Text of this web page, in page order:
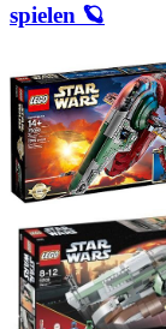
spielen 🪐